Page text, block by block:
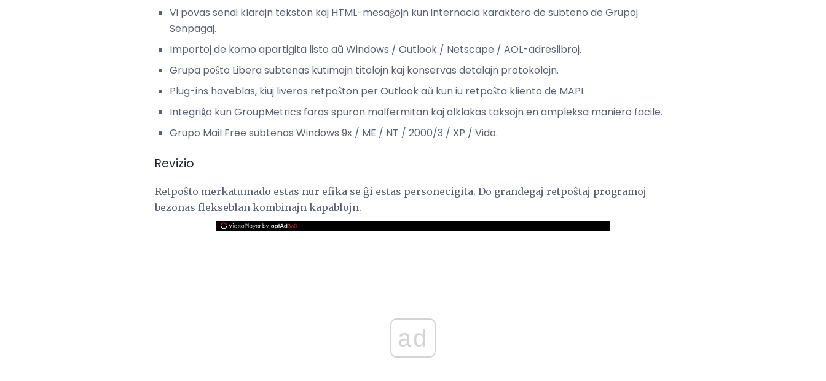
Vi povas sendi klarajn tekston kaj HTML-mesaĝojn kun internacia karaktero de subteno de Grupoj
Senpagaj.
Importoj de komo apartigita listo aŭ Windows / Outlook / Netscape / AOL-adreslibroj.
Grupa poŝto Libera subtenas kutimajn titolojn kaj konservas detalajn protokolojn.
Plug-ins haveblas, kiuj liveras retpoŝton per Outlook aŭ kun iu retpoŝta kliento de MAPI.
Integriĝo kun GroupMetrics faras spuron malfermitan kaj alklakas taksojn en ampleksa maniero facile.
Grupo Mail Free subtenas Windows 9x / ME / NT / 2000/3 / XP / Vido.
Revizio
Retpoŝto merkatumado estas nur efika se ĝi estas personecigita. Do grandegaj retpoŝtaj programoj
bezonas flekseblan kombinajn kapablojn.
ad